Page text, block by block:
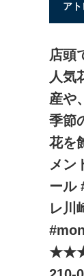
ア
店頭
人気
産や
季節
花を
メン
ール
レ川